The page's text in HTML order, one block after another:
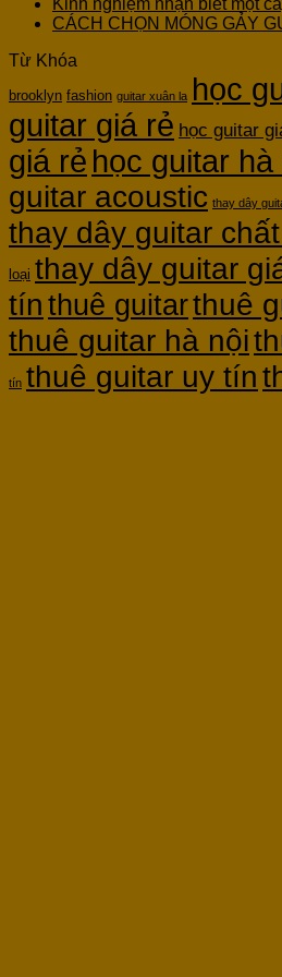
CÁCH CHỌN MÓNG GẢY
Từ Khóa
brooklyn fashion guitar xuân la học
guitar giá rẻ học guitar
giá rẻ học guitar
guitar acoustic thay dây
thay dây guitar
loại thay dây guitar
tín thuê guitarthuê
thuê guitar hà nội
tín thuê guitar uy tín